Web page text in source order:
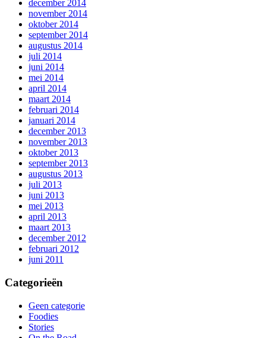
december 2014
november 2014
oktober 2014
september 2014
augustus 2014
juli 2014
juni 2014
mei 2014
april 2014
maart 2014
februari 2014
januari 2014
december 2013
november 2013
oktober 2013
september 2013
augustus 2013
juli 2013
juni 2013
mei 2013
april 2013
maart 2013
december 2012
februari 2012
juni 2011
Categorieën
Geen categorie
Foodies
Stories